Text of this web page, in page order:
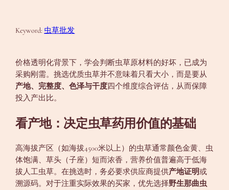
Keyword:虫草批发
价格透明化背景下，学会判断虫草原材料的好坏，已成为
采购刚需。挑选优质虫草并不意味着只看大小，而是要从
产地、完整度、色泽与干度四个维度综合评估，从而保障
投入产出比。
看产地：决定虫草药用价值的基础
高海拔产区（如海拔4500米以上）的虫草通常颜色金黄、虫
体饱满、草头（子座）短而浓香，营养价值普遍高于低海
拔人工虫草。在挑选时，务必要求供应商提供产地证明或
溯源码。对于注重实际效果的买家，优先选择野生那曲虫